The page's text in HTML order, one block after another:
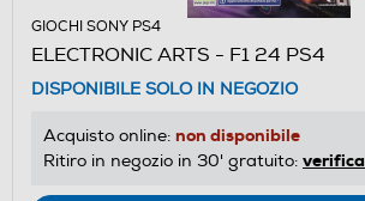
GIOCHI SONY PS4
ELECTRONIC ARTS - F1 24 PS4
DISPONIBILE SOLO IN NEGOZIO
Acquisto online: non disponibile
Ritiro in negozio in 30' gratuito: verifica